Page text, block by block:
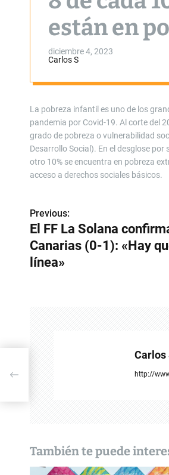
están en
diciembre 4, 2023
Carlos S
La pobreza infantil es uno de los
pandemia por Covid-19. Al corte del
grado de pobreza o vulnerabilidad
Desarrollo Social). En el desglose
otro 10% se encuentra en pobreza
acceso a derechos sociales básicos.
N
a
v
c
ó
d
e
Previous:
El FF La Solana
Canarias (0-1): «Hay
línea»
Carlos
http://
También te puede